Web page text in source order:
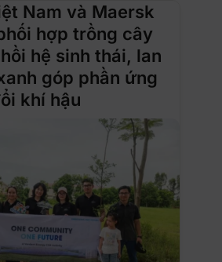
Nam và Maersk
hợp trồng cây
hệ sinh thái, lan
góp phần ứng
khí hậu